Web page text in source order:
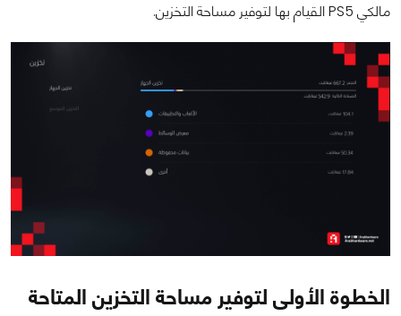
مالكي PS5 القيام بها لتوفير مساحة التخزين.
الخطوة الأولى لتوفير مساحة التخزين المتاحة